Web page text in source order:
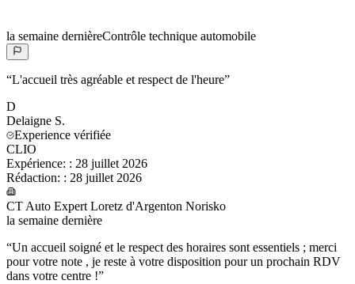
la semaine dernièreContrôle technique automobile
“L'accueil très agréable et respect de l'heure”
D
Delaigne S.
Experience vérifiée
CLIO
Expérience: : 28 juillet 2026
Rédaction: : 28 juillet 2026
CT Auto Expert Loretz d'Argenton Norisko
la semaine dernière
“Un accueil soigné et le respect des horaires sont essentiels ; merci
pour votre note , je reste à votre disposition pour un prochain RDV
dans votre centre !”